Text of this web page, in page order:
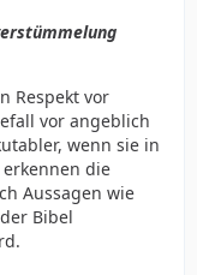
Respekt vor
vor angeblich
wenn sie in
die
Aussagen wie
Bibel